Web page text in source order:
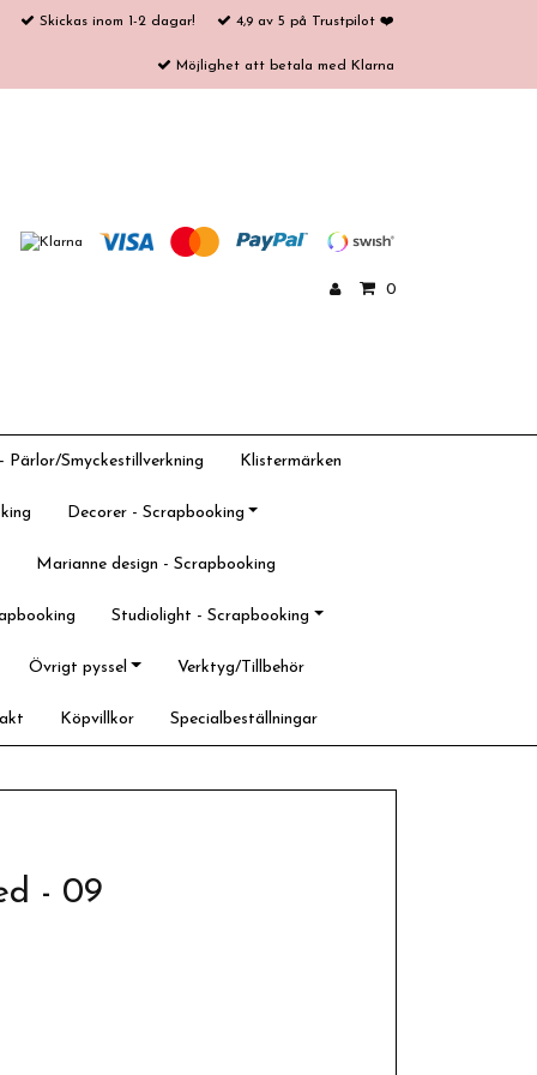
Skickas inom 1-2 dagar! 4,9 av 5 på Trustpilot ❤️
Möjlighet att betala med Klarna
0
Pärlor/Smyckestillverkning Klistermärken
Decorer - Scrapbooking
Marianne design - Scrapbooking
Studiolight - Scrapbooking
Övrigt pyssel Verktyg/Tillbehör
Köpvillkor Specialbeställningar
- 09